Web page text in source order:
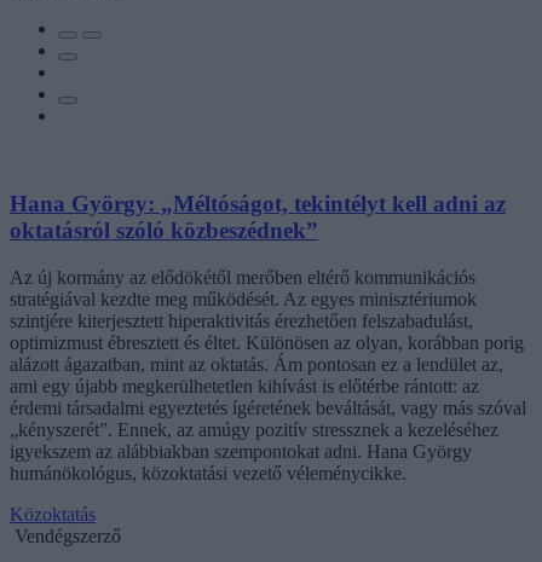
Hana György: „Méltóságot, tekintélyt kell adni az
oktatásról szóló közbeszédnek”
Az új kormány az elődökétől merőben eltérő kommunikációs
stratégiával kezdte meg működését. Az egyes minisztériumok
szintjére kiterjesztett hiperaktivitás érezhetően felszabadulást,
optimizmust ébresztett és éltet. Különösen az olyan, korábban porig
alázott ágazatban, mint az oktatás. Ám pontosan ez a lendület az,
ami egy újabb megkerülhetetlen kihívást is előtérbe rántott: az
érdemi társadalmi egyeztetés ígéretének beváltását, vagy más szóval
„kényszerét”. Ennek, az amúgy pozitív stressznek a kezeléséhez
igyekszem az alábbiakban szempontokat adni. Hana György
humánökológus, közoktatási vezető véleménycikke.
Közoktatás
Vendégszerző